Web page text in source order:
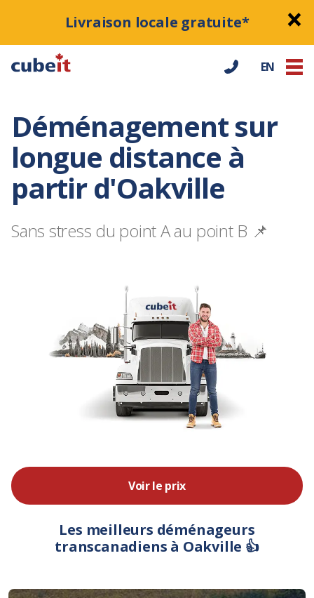
Livraison locale gratuite*
EN
Déménagement sur
longue distance à
partir d'Oakville
Sans stress du point A au point B 📌
Voir le prix
Les meilleurs déménageurs
transcanadiens à Oakville 👍